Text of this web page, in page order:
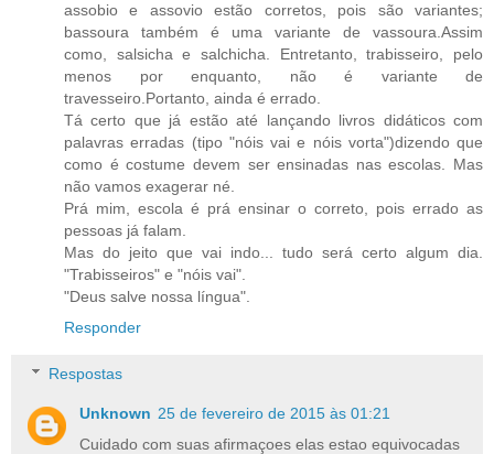
assobio e assovio estão corretos, pois são variantes;
bassoura também é uma variante de vassoura.Assim
como, salsicha e salchicha. Entretanto, trabisseiro, pelo
menos por enquanto, não é variante de
travesseiro.Portanto, ainda é errado.
Tá certo que já estão até lançando livros didáticos com
palavras erradas (tipo "nóis vai e nóis vorta")dizendo que
como é costume devem ser ensinadas nas escolas. Mas
não vamos exagerar né.
Prá mim, escola é prá ensinar o correto, pois errado as
pessoas já falam.
Mas do jeito que vai indo... tudo será certo algum dia.
"Trabisseiros" e "nóis vai".
"Deus salve nossa língua".
Responder
Respostas
Unknown 25 de fevereiro de 2015 às 01:21
Cuidado com suas afirmaçoes elas estao equivocadas